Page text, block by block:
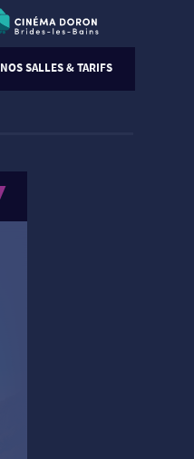
NOS SALLES & TARIFS